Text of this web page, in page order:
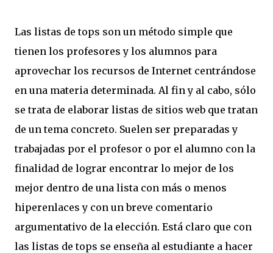
Las listas de tops son un método simple que
tienen los profesores y los alumnos para
aprovechar los recursos de Internet centrándose
en una materia determinada. Al fin y al cabo, sólo
se trata de elaborar listas de sitios web que tratan
de un tema concreto. Suelen ser preparadas y
trabajadas por el profesor o por el alumno con la
finalidad de lograr encontrar lo mejor de los
mejor dentro de una lista con más o menos
hiperenlaces y con un breve comentario
argumentativo de la elección. Está claro que con
las listas de tops se enseña al estudiante a hacer